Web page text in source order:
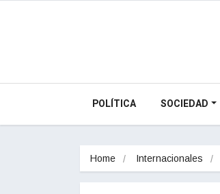
POLÍTICA SOCIEDAD
Home Internacionales